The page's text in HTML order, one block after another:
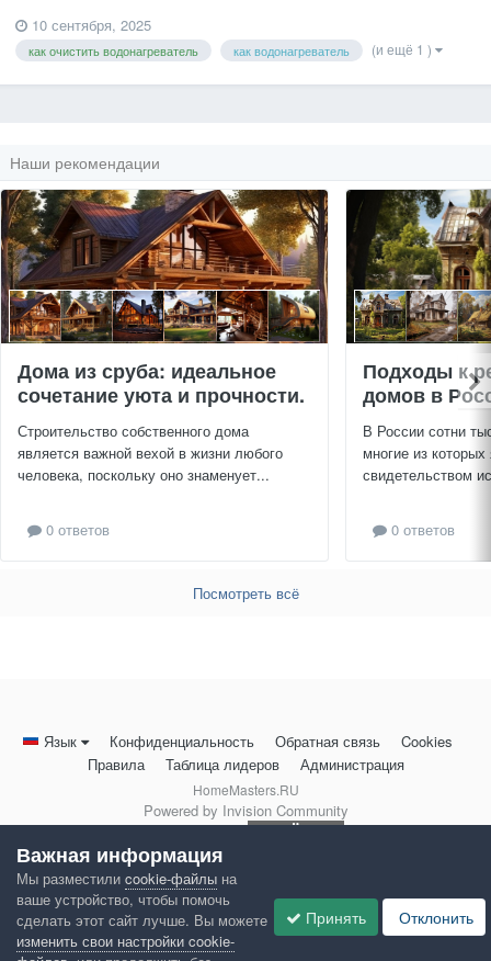
чаще всего совершают пользователи. Почему накипь разрушает
бойлер Жесткая вода содержит соли каль...
10 сентября, 2025
как очистить водонагреватель как водонагреватель (и ещё 1 )
Наши рекомендации
Дома из сруба: идеальное
сочетание уюта и прочности.
Строительство собственного дома
является важной вехой в жизни любого
человека, поскольку оно знаменует...
0 ответов
Подходы к
домов в
В России сотни
многие из
свидетельством
0 ответов
Посмотреть всё
Язык Конфиденциальность Обратная связь
Cookies
Правила
Таблица лидеров Администрация
HomeMasters.RU
Powered by Invision Community
Важная информация
Мы разместили cookie-файлы на
ваше устройство, чтобы помочь
сделать этот сайт лучше. Вы можете
изменить свои настройки cookie-
Принять Отклонить